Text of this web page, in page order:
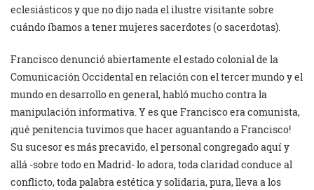
eclesiásticos y que no dijo nada el ilustre visitante sobre
cuándo íbamos a tener mujeres sacerdotes (o sacerdotas).
Francisco denunció abiertamente el estado colonial de la
Comunicación Occidental en relación con el tercer mundo y el
mundo en desarrollo en general, habló mucho contra la
manipulación informativa. Y es que Francisco era comunista,
¡qué penitencia tuvimos que hacer aguantando a Francisco!
Su sucesor es más precavido, el personal congregado aquí y
allá -sobre todo en Madrid- lo adora, toda claridad conduce al
conflicto, toda palabra estética y solidaria, pura, lleva a los